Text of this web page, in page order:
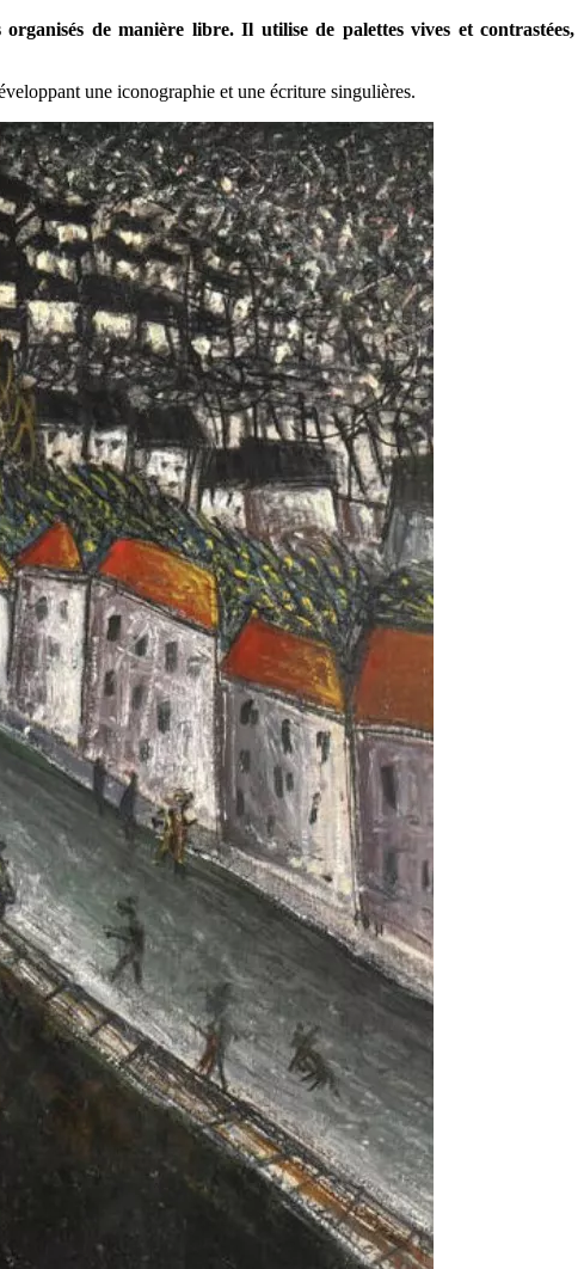
de manière libre. Il utilise de palettes vives et contrastées,
une iconographie et une écriture singulières.